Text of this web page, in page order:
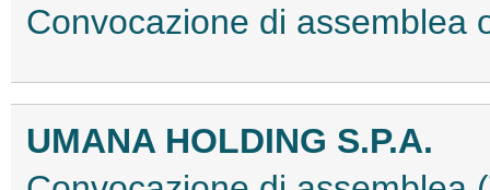
Convocazione di assemblea
UMANA HOLDING S.P.A.